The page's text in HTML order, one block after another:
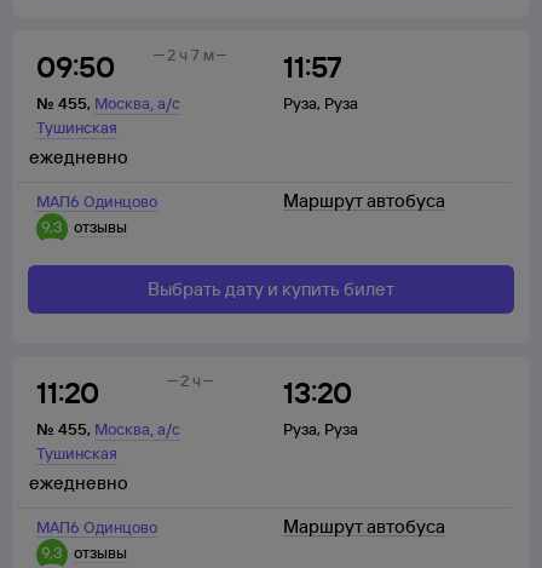
09:50
№ 455, Москва,а/с
Тушинская
11:57
Руза, Руза
2 ч 7 м
МАП6 Одинцово
9,3
отзывы
ежедневно
Маршрут автобуса
Выбрать дату и купить билет
11:20
№ 455, Москва,а/с
Тушинская
13:20
Руза, Руза
2 ч
МАП6 Одинцово
9,3
отзывы
ежедневно
Маршрут автобуса